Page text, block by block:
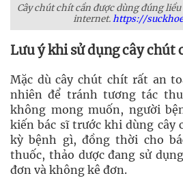
Cây chút chít cần được dùng đúng
internet.https://
Lưu ý khi sử dụng cây chút
Mặc dù cây chút chít rất an
nhiên để tránh tương tác
không mong muốn, người
kiến bác sĩ trước khi dùng cây
kỳ bệnh gì, đồng thời cho
thuốc, thảo dược đang sử
đơn và không kê đơn.